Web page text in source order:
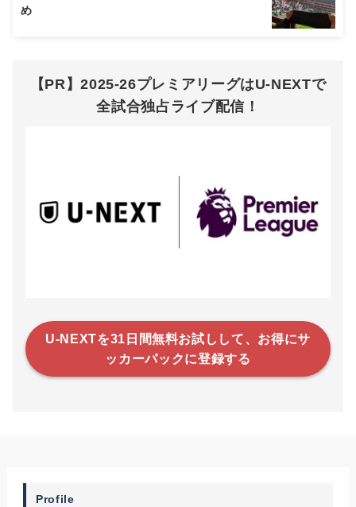
め
【PR】2025-26プレミアリーグはU-NEXTで
全試合独占ライブ配信！
U-NEXTを31日間無料お試しして、お得にサ
ッカーパックに登録する
Profile